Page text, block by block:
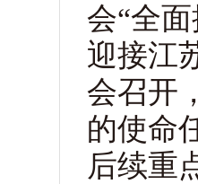
会“全
迎接江
会召开
的使命
后续重